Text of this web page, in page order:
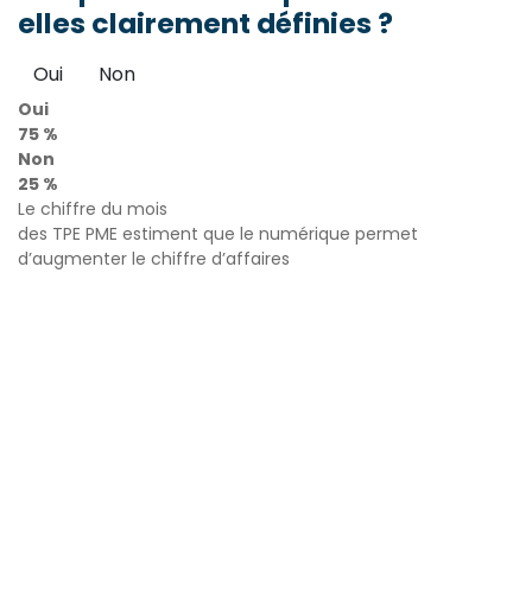
elles clairement définies ?
Oui Non
Oui
75 %
Non
25 %
Le chiffre du mois
des TPE PME estiment que le numérique permet
d’augmenter le chiffre d’affaires